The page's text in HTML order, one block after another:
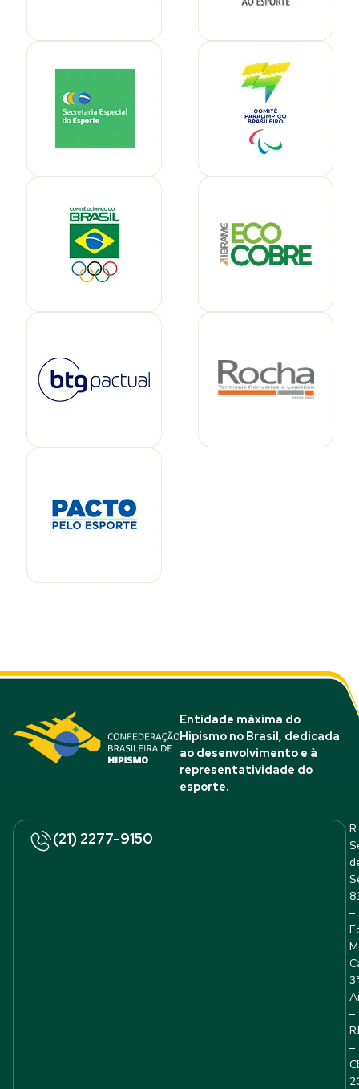
Entidade máxima do
Hipismo no Brasil, dedicada
ao desenvolvimento e à
representatividade do
esporte.
(21) 2277-9150
R.
–
–
RJ
–